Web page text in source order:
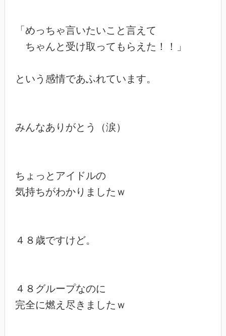
「めっちゃ言いたいこと言えて
ちゃんと受け取ってもらえた！！」
という感情であふれています。
みんなありがとう（涙）
ちょっとアイドルの
気持ちがわかりましたｗ
４８歳ですけど。
４８グループなのに
完全に燃え尽きましたｗ